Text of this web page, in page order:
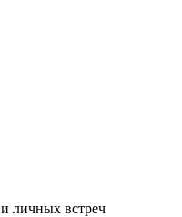
личных встреч